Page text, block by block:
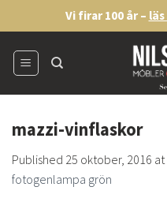
to
content
Vi firar 100 år –
mazzi-vinflaskor
Published 25 oktober, 2016 at
fotogenlampa grön